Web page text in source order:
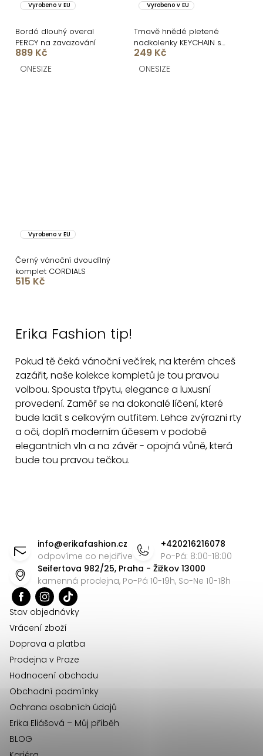
Vyrobeno v EU
Bordó dlouhý overal
PERCY na zavazování
889 Kč
ONESIZE
Vyrobeno v EU
Tmavě hnědé pletené
nadkolenky KEYCHAIN s
mašlí
249 Kč
ONESIZE
Vyrobeno v EU
Černý vánoční dvoudílný
komplet CORDIALS
515 Kč
l
á
d
a
c
í
p
r
i
s
u
Erika Fashion tip!
Pokud tě čeká vánoční večírek, na kterém chceš
zazářit, naše kolekce kompletů je tou pravou
volbou. Spousta třpytu, elegance a luxusní
provedení. Zaměř se na dokonalé líčení, které
bude ladit s celkovým outfitem. Lehce zvýrazni rty
a oči, doplň moderním účesem v podobě
elegantních vln a na závěr - opojná vůně, která
bude tou pravou tečkou.
info@erikafashion.cz
odpovíme co nejdříve
+420216216078
Po-Pá: 8:00-18:00
Seifertova 982/25, Praha - Žižkov 13000
kamenná prodejna, Po-Pá 10-19h, So-Ne 10-18h
Stav objednávky
Vrácení zboží
Doprava a platba
Prodejna v Praze
Hodnocení obchodu
Obchodní podmínky
Ochrana osobních údajů
Erika Eliášová – Můj příběh
BLOG